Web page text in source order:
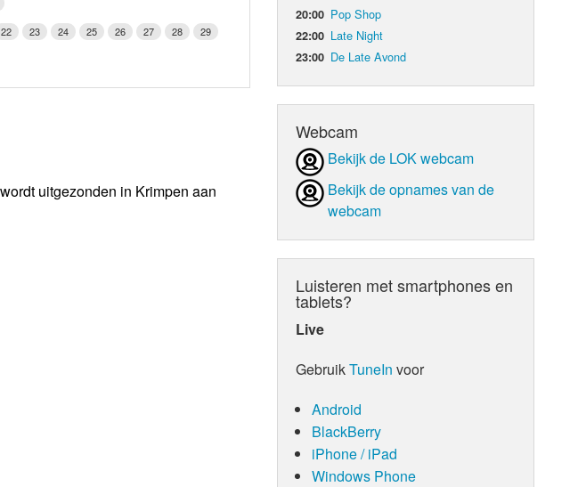
22 23 24 25 26 27 28
29
uitgezonden in Krimpen aan
20:00 Pop Shop
22:00 Late Night
23:00 De Late Avond
Webcam
Bekijk de LOK webcam
Bekijk de opnames van de
webcam
Luisteren met smartphones en
tablets?
Live
GebruikTuneIn voor
Android
BlackBerry
iPhone / iPad
Windows Phone